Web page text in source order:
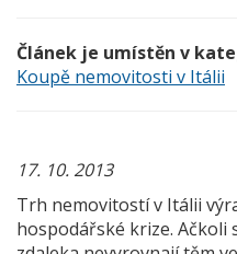
Článek je umístěn v
Koupě nemovitosti v Itálii
17. 10. 2013
Trh nemovitostí v Itálii
hospodářské krize. Ačkoli